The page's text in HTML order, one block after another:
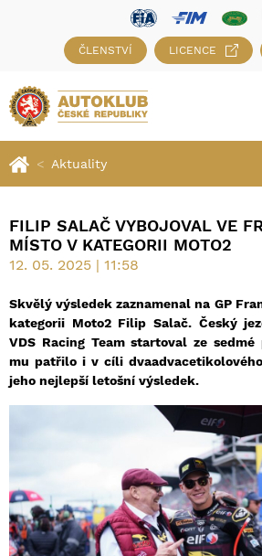
ČLENSTVÍ LICENCE
Aktuality
FILIP SALAČ VYBOJOVAL VE
MÍSTO V KATEGORII MOTO2
12. 05. 2025 | 11:58
Skvělý výsledek zaznamenal na GP
kategorii Moto2 Filip Salač. Český
VDS Racing Team startoval ze
mu patřilo i v cíli
jeho nejlepší letošní výsledek.